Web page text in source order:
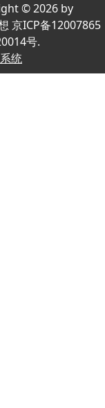
© 2026 by
京ICP备12007865
号.
统